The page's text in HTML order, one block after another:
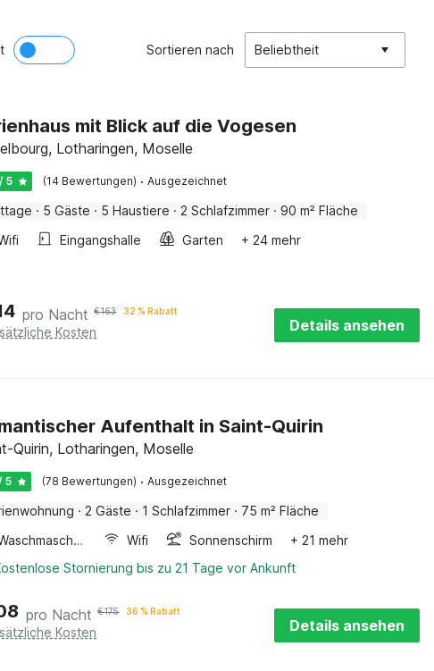
Sortieren nach Beliebtheit
mit Blick auf die Vogesen
Lotharingen, Moselle
5 (14 Bewertungen) · Ausgezeichnet
· 5 Gäste · 5 Haustiere · 2 Schlafzimmer · 90 m² Fläche
Eingangshalle Garten + 24 mehr
pro Nacht €163 32 % Rabatt
Kosten Details ansehen
Aufenthalt in Saint-Quirin
Quirin, Lotharingen, Moselle
5 (78 Bewertungen) · Ausgezeichnet
· 2 Gäste · 1 Schlafzimmer · 75 m² Fläche
Waschmaschine
Wifi Sonnenschirm
+ 21 mehr
Stornierung bis zu 21 Tage vor Ankunft
pro Nacht €175 36 % Rabatt
Kosten Details ansehen